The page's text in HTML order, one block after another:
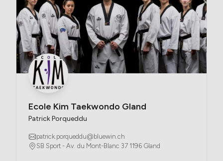
Ecole Kim Taekwondo Gland
Patrick Porqueddu
patrick.porqueddu@bluewin.ch
SB Sport - Av. du Mont-Blanc 37 1196 Gland